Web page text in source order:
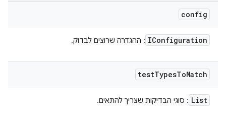
config
IConfiguration : ההגדרה שרוצים לבדוק.
testTypesToMatch
List : סוגי הבדיקות שצריך להתאים.